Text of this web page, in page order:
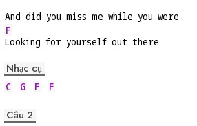
And did you miss me while you were
F
Looking for yourself out there
Nhạc cụ
C G F F
Câu 2